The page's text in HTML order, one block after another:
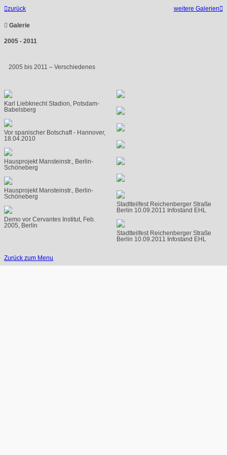
zurück weitere Galerien
 Galerie
2005 - 2011
2005 bis 2011 – Verschiedenes
Karl Liebknecht Stadion, Potsdam-
Babelsberg
Vor spanischer Botschaft - Hannover,
18.04.2010
Hausprojekt Mansteinstr., Berlin-
Schöneberg
Hausprojekt Mansteinstr., Berlin-
Schöneberg
Demo vor Cervantes Institut, Feb.
2005, Berlin
Stadtteilfest Reichenberger Straße
Berlin 10.09.2011 Infostand EHL
Stadtteilfest Reichenberger Straße
Berlin 10.09.2011 Infostand EHL
Zurück zum Menu